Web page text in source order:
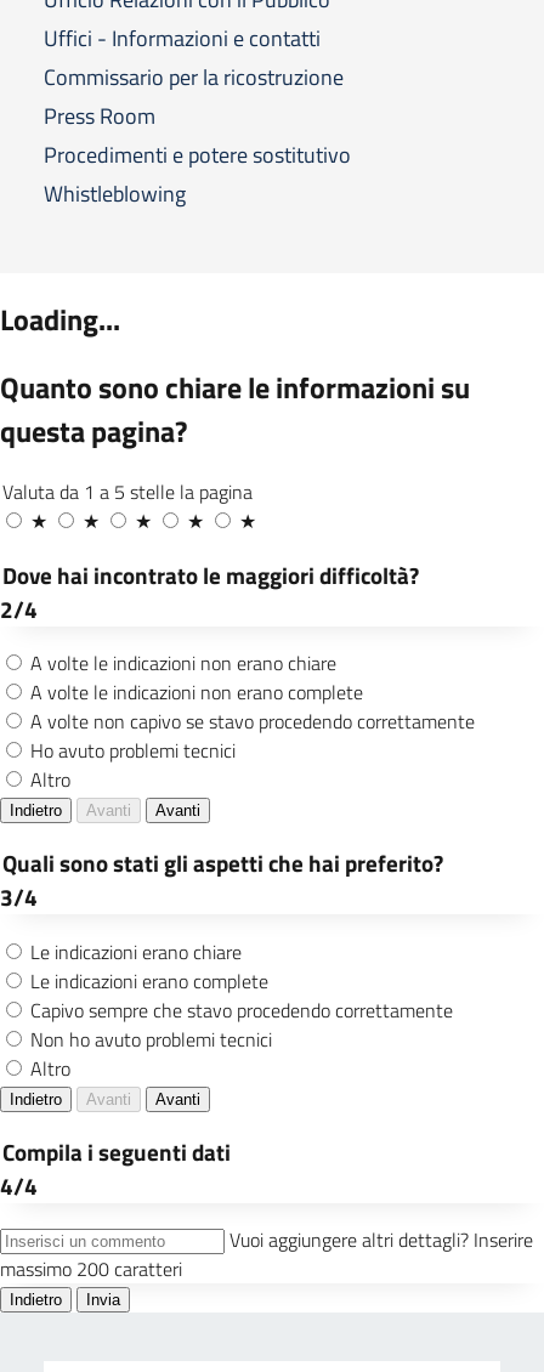
Uffici - Informazioni e contatti
Commissario per la ricostruzione
Press Room
Procedimenti e potere sostitutivo
Whistleblowing